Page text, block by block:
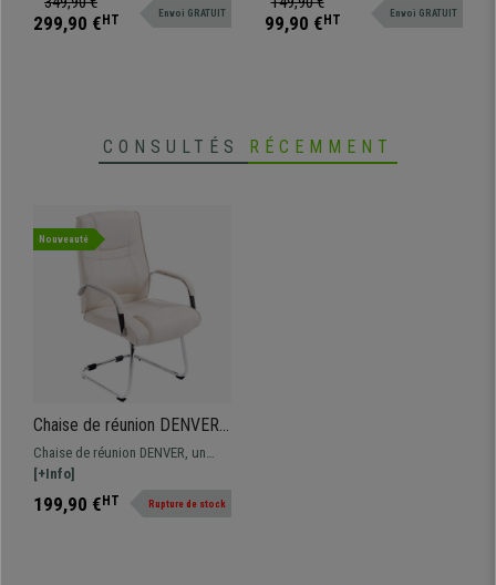
de qualité, fonctionnalité et
299,90 € HT Envoi GRATUIT
en différentes couleurs. Ce
99,90 € HT Envoi GRATUIT
CONSULTÉS RÉCEMMENT
Nouveauté
Chaise de réunion DENVER,
Structure métallique,
Revêtement en Cuir, Crème
Chaise de réunion DENVER, un
modèle au design exclusif et
d'une grande qualité. Elle se
distigue par son design
[+Info]
199,90 €HT Rupture de stock